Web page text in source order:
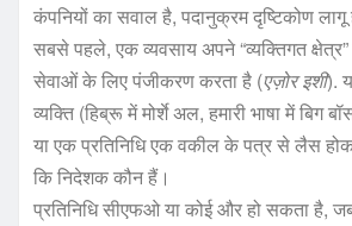
कंपनियों का सवाल है, पदानुक्रम दृष्टिकोण लागू
सबसे पहले, एक व्यवसाय अपने “व्यक्तिगत
सेवाओं के लिए पंजीकरण करता है (एज़ोर इशी).
व्यक्ति (हिब्रू में मोर्शे अल, हमारी भाषा में बिग
या एक प्रतिनिधि एक वकील के पत्र से लैस
कि निदेशक कौन हैं।
प्रतिनिधि सीएफओ या कोई और हो सकता है,